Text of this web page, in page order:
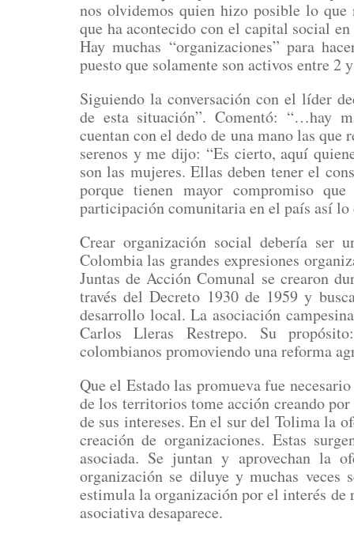
nos olvidemos quien hizo posible lo
que ha acontecido con el capital social
Hay muchas “organizaciones” para
puesto que solamente son activos entre 2
Siguiendo la conversación con el líder
de esta situación”. Comentó: “…hay
cuentan con el dedo de una mano las
serenos y me dijo: “Es cierto, aquí
son las mujeres. Ellas deben tener el
porque tienen mayor compromiso
participación comunitaria en el país así
Crear organización social debería ser
Colombia las grandes expresiones
Juntas de Acción Comunal se crearon
través del Decreto 1930 de 1959 y
desarrollo local. La asociación
Carlos Lleras Restrepo. Su
colombianos promoviendo una reforma
Que el Estado las promueva fue
de los territorios tome acción creando
de sus intereses. En el sur del Tolima la
creación de organizaciones. Estas
asociada. Se juntan y aprovechan la
organización se diluye y muchas veces
estimula la organización por el interés
asociativa desaparece.